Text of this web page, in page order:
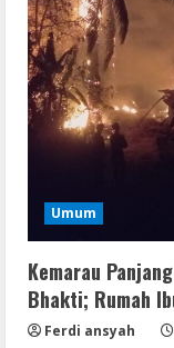
Umum
Kemarau
Bhakti; Rumah
Ferdi ansyah